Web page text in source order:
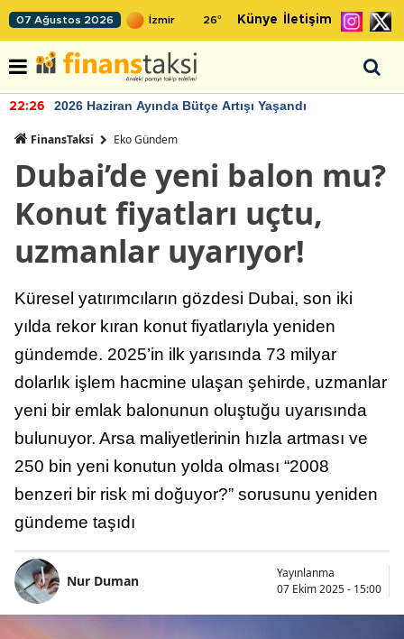
07 Ağustos 2026 26° Künye İletişim
22:26 2026 Haziran Ayında Bütçe Artışı Yaşandı
FinansTaksi Eko Gündem
Dubai’de yeni balon mu?
Konut fiyatları uçtu,
uzmanlar uyarıyor!
Küresel yatırımcıların gözdesi Dubai, son iki
yılda rekor kıran konut fiyatlarıyla yeniden
gündemde. 2025’in ilk yarısında 73 milyar
dolarlık işlem hacmine ulaşan şehirde, uzmanlar
yeni bir emlak balonunun oluştuğu uyarısında
bulunuyor. Arsa maliyetlerinin hızla artması ve
250 bin yeni konutun yolda olması “2008
benzeri bir risk mi doğuyor?” sorusunu yeniden
gündeme taşıdı
Nur Duman
Yayınlanma
07 Ekim 2025 - 15:00